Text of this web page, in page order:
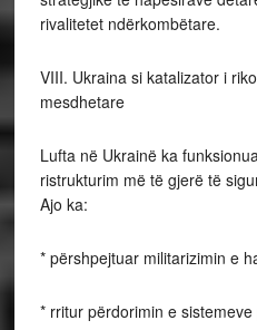
rivalitetet ndërkombëtare.
VIII. Ukraina si katalizator i
mesdhetare
Lufta në Ukrainë ka
ristrukturim më të gjerë të
Ajo ka:
* përshpejtuar militarizimin e
* rritur përdorimin e sistemeve